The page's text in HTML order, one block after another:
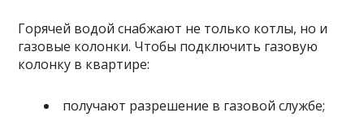
Горячей водой снабжают не только котлы, но и
газовые колонки. Чтобы подключить газовую
колонку в квартире:
получают разрешение в газовой службе;